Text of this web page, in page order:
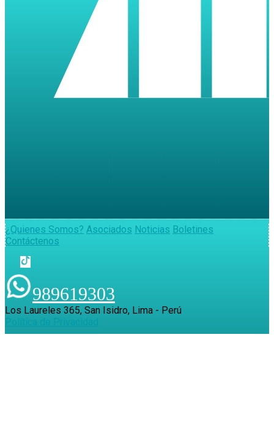
¿Quienes Somos? Asociados Noticias Boletines
Contáctenos
989619303
Los Laureles 365, San Isidro, Lima - Perú
Política de Privacidad